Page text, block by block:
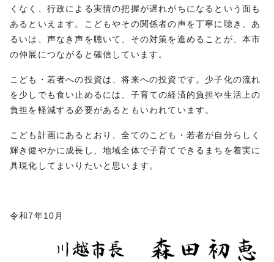
くなく、行政による実情の把握が遅れがちになるという面も
あるといえます。こどもやその関係者の声を丁寧に聴き、あ
るいは、声なき声を聴いて、その対策を進めることが、本市
の伸展につながると確信しています。
こども・若者への投資は、将来への投資です。少子化の流れ
を少しでも食い止めるには、子育ての経済的負担や生活上の
負担を軽減する必要があるともいわれています。
こども計画にあるとおり、全てのこども・若者が自分らしく
輝き健やかに成長し、地域全体で子育てできるまちを着実に
具現化してまいりたいと思います。
令和7年10月